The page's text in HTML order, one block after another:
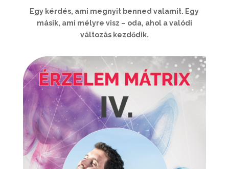
Egy kérdés, ami megnyit benned valamit. Egy
másik, ami mélyre visz – oda, ahol a valódi
változás kezdődik.